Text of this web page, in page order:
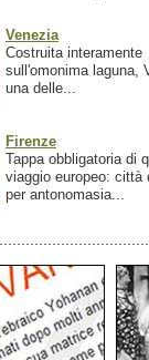
Venezia
Costruita interamente
sull'omonima laguna,
una delle...
Firenze
Tappa obbligatoria di
viaggio europeo: città
per antonomasia...